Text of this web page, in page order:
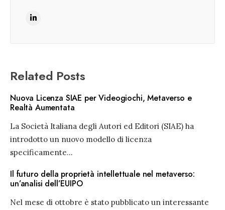
Related Posts
Nuova Licenza SIAE per Videogiochi, Metaverso e
Realtà Aumentata
La Società Italiana degli Autori ed Editori (SIAE) ha
introdotto un nuovo modello di licenza
specificamente...
Il futuro della proprietà intellettuale nel metaverso:
un’analisi dell’EUIPO
Nel mese di ottobre è stato pubblicato un interessante